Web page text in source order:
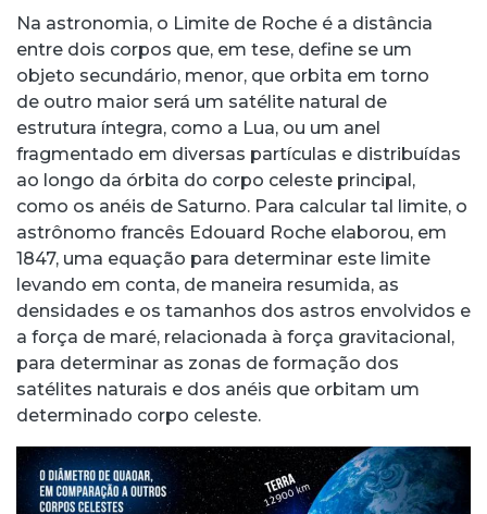
Na astronomia, o Limite de Roche é a distância
entre dois corpos que, em tese, define se um
objeto secundário, menor, que orbita em torno
de outro maior será um satélite natural de
estrutura íntegra, como a Lua, ou um anel
fragmentado em diversas partículas e distribuídas
ao longo da órbita do corpo celeste principal,
como os anéis de Saturno. Para calcular tal limite, o
astrônomo francês Edouard Roche elaborou, em
1847, uma equação para determinar este limite
levando em conta, de maneira resumida, as
densidades e os tamanhos dos astros envolvidos e
a força de maré, relacionada à força gravitacional,
para determinar as zonas de formação dos
satélites naturais e dos anéis que orbitam um
determinado corpo celeste.